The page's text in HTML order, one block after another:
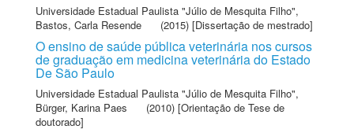
Universidade Estadual Paulista "Júlio de Mesquita Filho",
Bastos, Carla Resende
(2015) [Dissertação de mestrado]
O ensino de saúde pública veterinária nos cursos
de graduação em medicina veterinária do Estado
De São Paulo
Universidade Estadual Paulista "Júlio de Mesquita Filho",
Bürger, Karina Paes
(2010) [Orientação de Tese de
doutorado]